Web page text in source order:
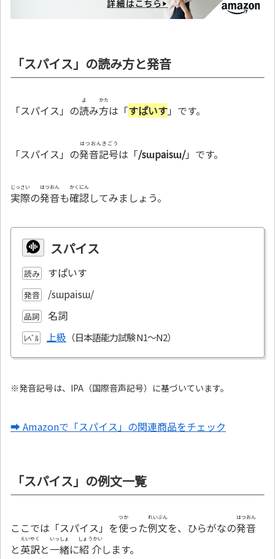
「スパイス」の読み方と発音
「スパイス」の読
よ
み方
かた
は「すぱいす」です。
「スパイス」の発音記号
はつおんきごう
は「/sɯpaisɯ/」です。
実際
じっさい
の発音
はつおん
も確認
かくにん
してみましょう。
スパイス
読み すぱいす
発音 /sɯpaisɯ/
品詞 名詞
ﾚﾍﾞﾙ 上級
※発音記号は、IPA（国際音声記号）に基づいています。
➡ Amazonで「スパイス」の関連商品をチェック
「スパイス」の例文一覧
ここでは「スパイス」を使
つか
った例文
れいぶん
を、ひらがなの発音
はつおん
と英訳
えいやく
と一緒
いっしょ
に紹介
しょうかい
します。